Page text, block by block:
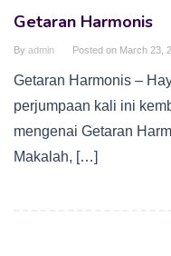
Getaran Harmonis
By admin Posted on March 23,
Getaran Harmonis –
perjumpaan kali ini
mengenai Getaran
Makalah, […]